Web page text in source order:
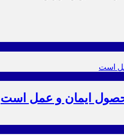
ایمان و عمل است